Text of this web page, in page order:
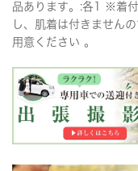
品あります。:各1 ※着
し、肌着は付きません
用意ください 。